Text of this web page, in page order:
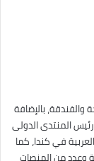
بالإضافة
المنتدى الدولى
في كندا، كما